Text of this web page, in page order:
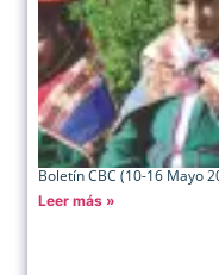
Boletín CBC (10-16 Mayo
Leer más »